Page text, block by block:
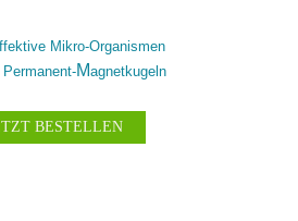
ffektive Mikro-Organismen
Permanent-Magnetkugeln
BESTELLEN